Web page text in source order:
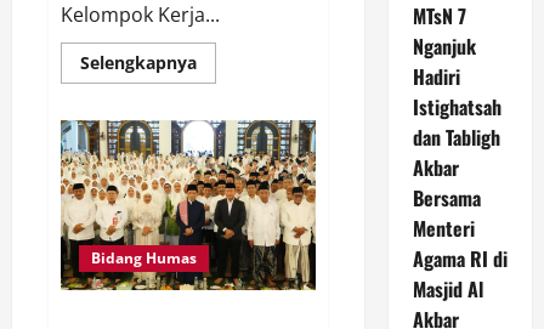
Kelompok Kerja...
SelengkapnyaRead
more
MTsN
7
Nganjuk
Ikuti
Rakor
dan
Evaluasi
KKM
MTsN
se-
Bidang Humas
MTsN 7
Nganjuk
Hadiri
Istighatsah
dan Tabligh
Akbar
Bersama
Menteri
Agama RI di
Masjid Al
Akbar